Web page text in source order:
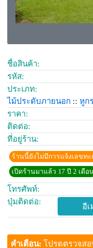
ชื่อสินค้า:
รหัส:
ประเภท:
ไม้ประดับภายนอก :: หูก
ราคา:
ติดต่อ:
ที่อยู่ร้าน:
ร้านนี้ยังไม่มีการแจ้งเลขท
เปิดร้านมาแล้ว 17 ปี 2 เดือ
โทรศัพท์:
ปุ่มติดต่อ:
อีเ
คำเตือน: โปรดตรวจส